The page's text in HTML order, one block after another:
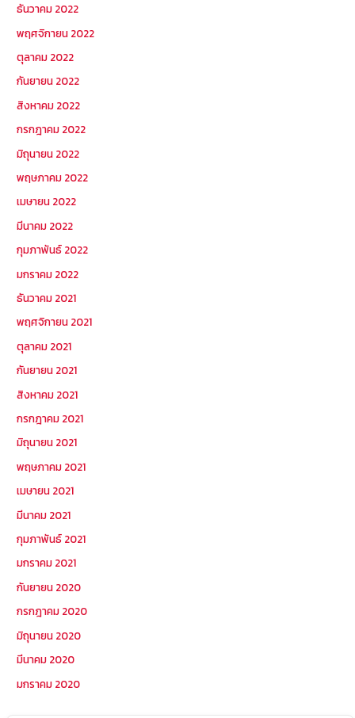
ธันวาคม 2022
พฤศจิกายน 2022
ตุลาคม 2022
กันยายน 2022
สิงหาคม 2022
กรกฎาคม 2022
มิถุนายน 2022
พฤษภาคม 2022
เมษายน 2022
มีนาคม 2022
กุมภาพันธ์ 2022
มกราคม 2022
ธันวาคม 2021
พฤศจิกายน 2021
ตุลาคม 2021
กันยายน 2021
สิงหาคม 2021
กรกฎาคม 2021
มิถุนายน 2021
พฤษภาคม 2021
เมษายน 2021
มีนาคม 2021
กุมภาพันธ์ 2021
มกราคม 2021
กันยายน 2020
กรกฎาคม 2020
มิถุนายน 2020
มีนาคม 2020
มกราคม 2020